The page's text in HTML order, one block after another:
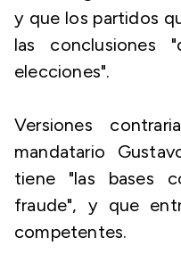
y que los partidos
las conclusiones
elecciones".
Versiones
mandatario
tiene "las bases
fraude", y que
competentes.